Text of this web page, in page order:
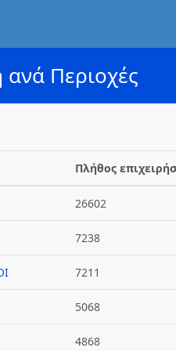
Περιοχές
Πλήθος
26602
7238
7211
5068
4868